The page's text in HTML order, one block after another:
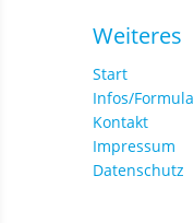
Weiteres
Start
Infos/
Kontakt
Impressum
Datenschutz